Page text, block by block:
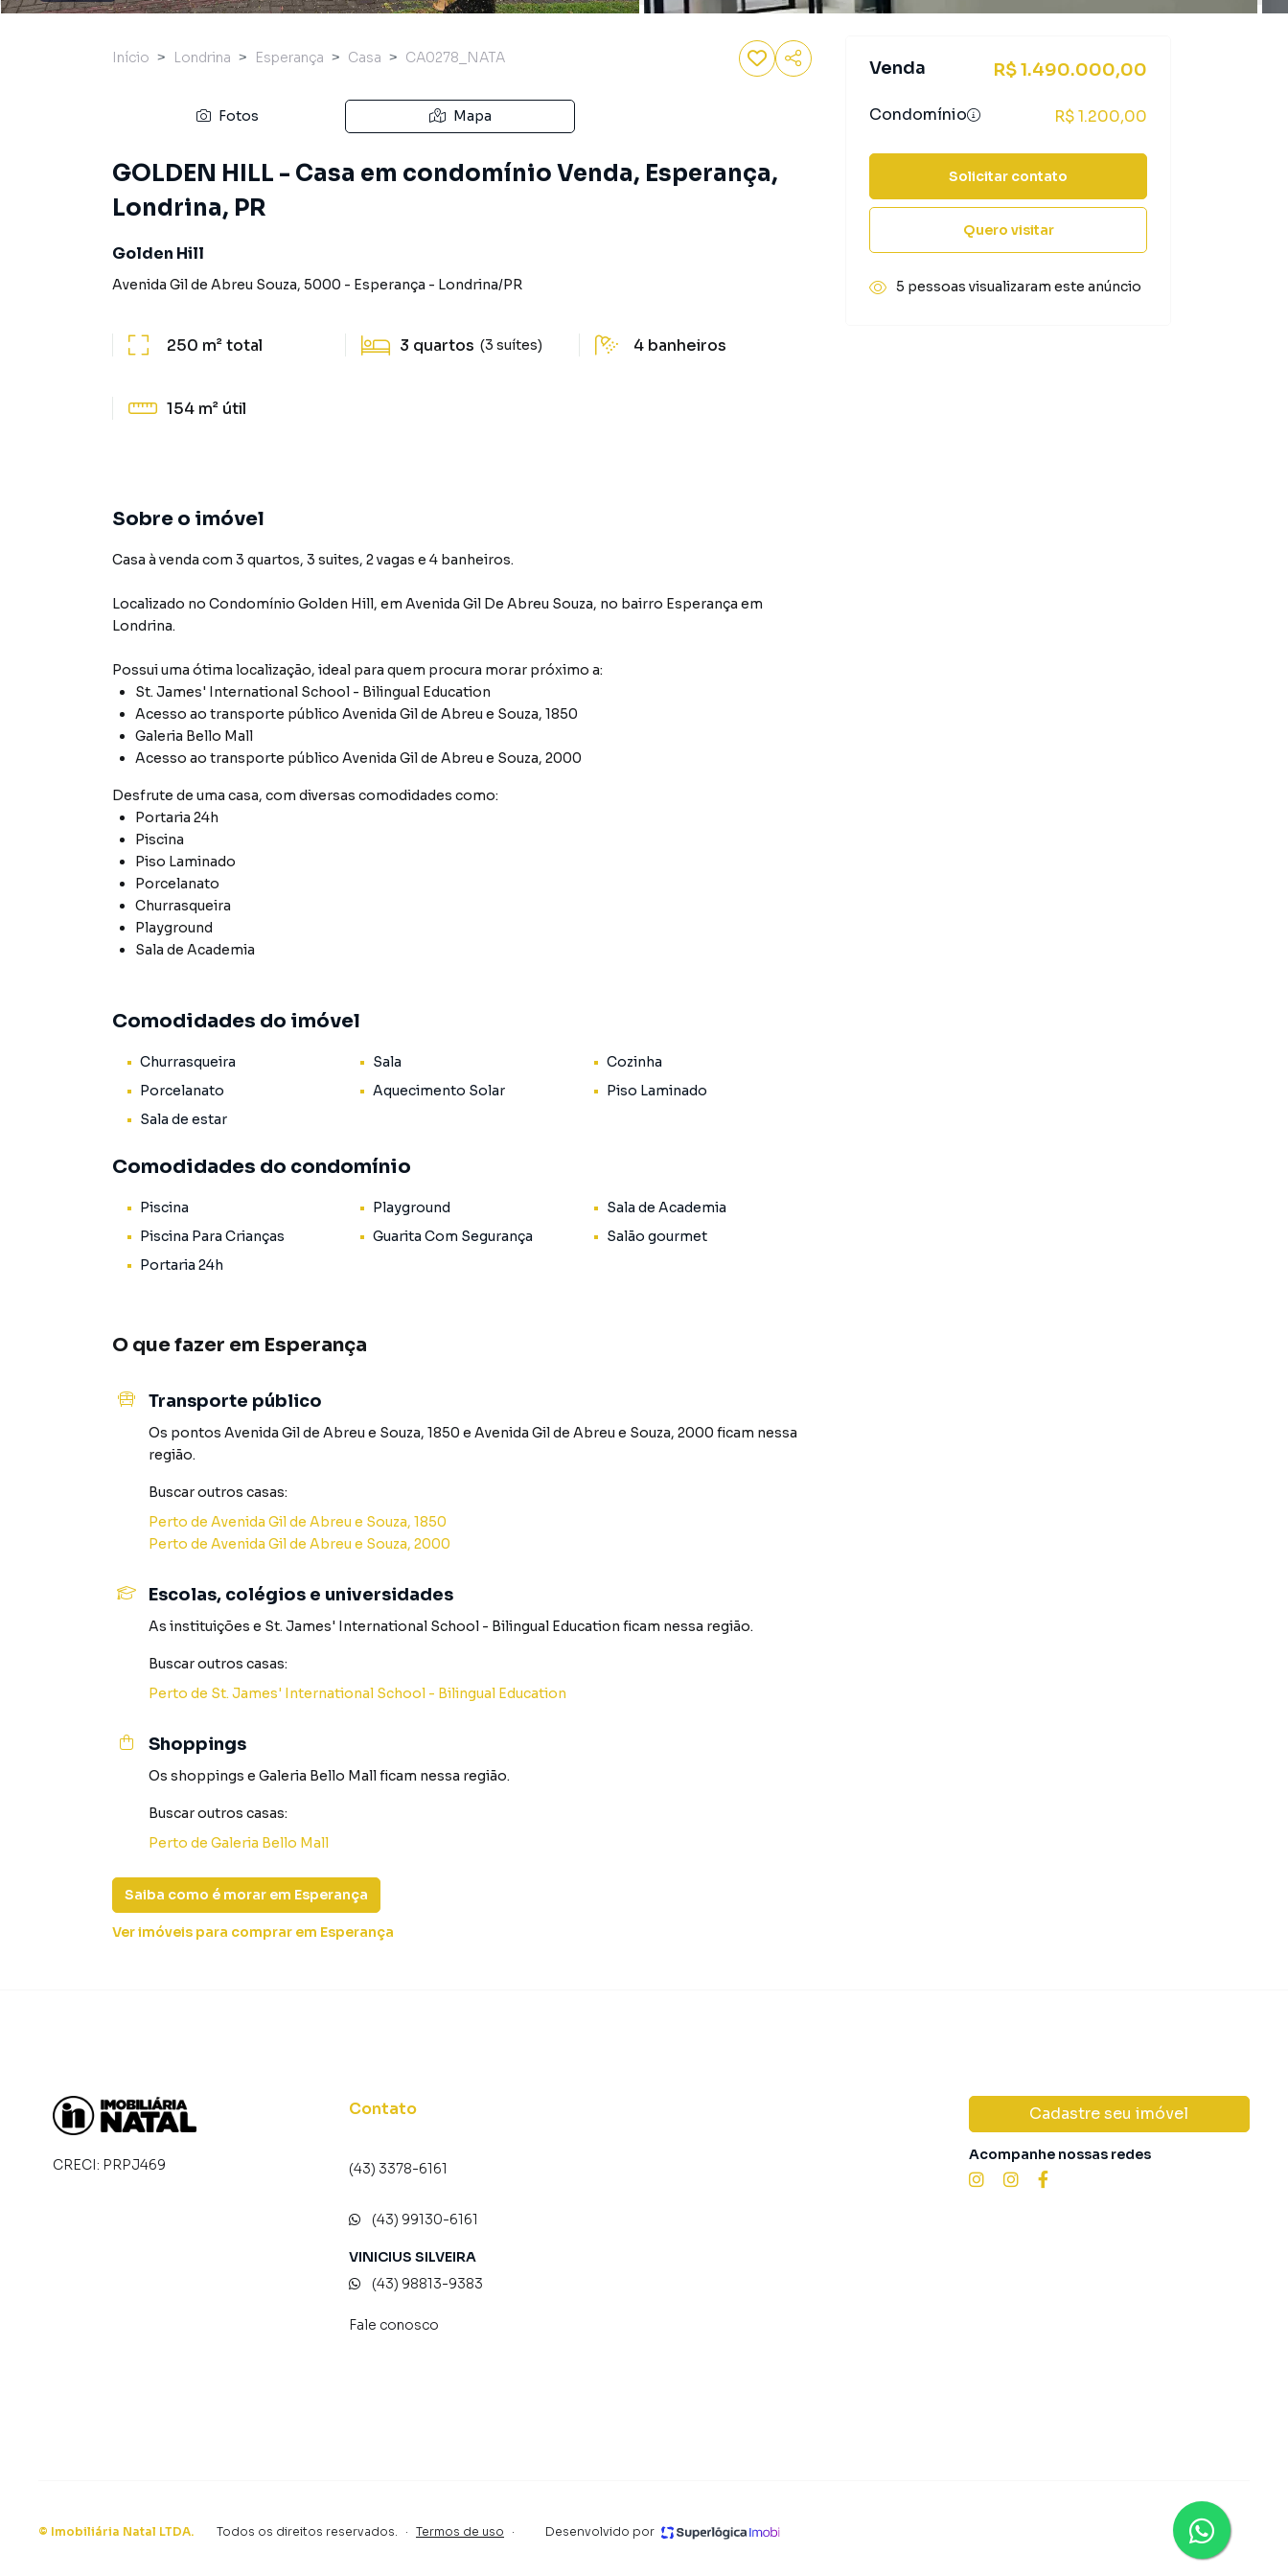
Início Londrina Esperança Casa CA0278_NATA
Fotos Mapa
GOLDEN HILL - Casa em condomínio Venda, Esperança,
Londrina, PR
Golden Hill
Avenida Gil de Abreu Souza, 5000 - Esperança - Londrina/PR
250 m²total 3 quartos (3 suítes) 4 banheiros
154 m² útil
Sobre o imóvel
Casa à venda com 3 quartos, 3 suites, 2 vagas e 4 banheiros.
Localizado no Condomínio Golden Hill, em Avenida Gil De Abreu Souza, no bairro Esperança em
Londrina.
Possui uma ótima localização, ideal para quem procura morar próximo a:
St. James' International School - Bilingual Education
Acesso ao transporte público Avenida Gil de Abreu e Souza, 1850
Galeria Bello Mall
Acesso ao transporte público Avenida Gil de Abreu e Souza, 2000
Desfrute de uma casa, com diversas comodidades como:
Portaria 24h
Piscina
Piso Laminado
Porcelanato
Churrasqueira
Playground
Sala de Academia
Comodidades do imóvel
Churrasqueira Sala
Cozinha
Porcelanato
Aquecimento Solar
Piso Laminado
Sala de estar
Comodidades do condomínio
Piscina Playground
Sala de Academia
Piscina Para Crianças
Guarita Com Segurança
Salão gourmet
Portaria 24h
O que fazer em Esperança
Transporte público
Os pontos Avenida Gil de Abreu e Souza, 1850 e Avenida Gil de Abreu e Souza, 2000 ficam nessa
região.
Buscar outros casas:
Perto de Avenida Gil de Abreu e Souza, 1850
Perto de Avenida Gil de Abreu e Souza, 2000
Escolas, colégios e universidades
As instituições e St. James' International School - Bilingual Education ficam nessa região.
Buscar outros casas:
Perto de St. James' International School - Bilingual Education
Shoppings
Os shoppings e Galeria Bello Mallficam nessa região.
Buscar outros casas:
Perto de Galeria Bello Mall
Saiba como é morar em Esperança
Ver imóveis para comprar em Esperança
Venda R$ 1.490.000,00
Condomínio R$ 1.200,00
Solicitar contato
Quero visitar
5 pessoas visualizaram este anúncio
CRECI: PRPJ469
Contato
(43) 3378-6161
(43) 99130-6161
VINICIUS SILVEIRA
(43) 98813-9383
Fale conosco
Cadastre seu imóvel
Acompanhe nossas redes
© Imobiliária Natal LTDA. Todos os direitos reservados. · Termos de uso · Desenvolvido por